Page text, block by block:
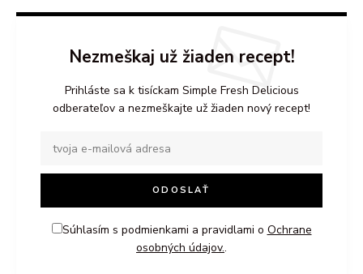
Nezmeškaj už žiaden recept!
Prihláste sa k tisíckam Simple Fresh Delicious
odberateľov a nezmeškajte už žiaden nový recept!
Súhlasím s podmienkami a pravidlami o Ochrane
osobných údajov..